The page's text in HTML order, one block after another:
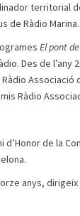
territorial
de Ràdio Marina.
El pont
Des de
Associació
Ràdio
d’Honor de la
anys,